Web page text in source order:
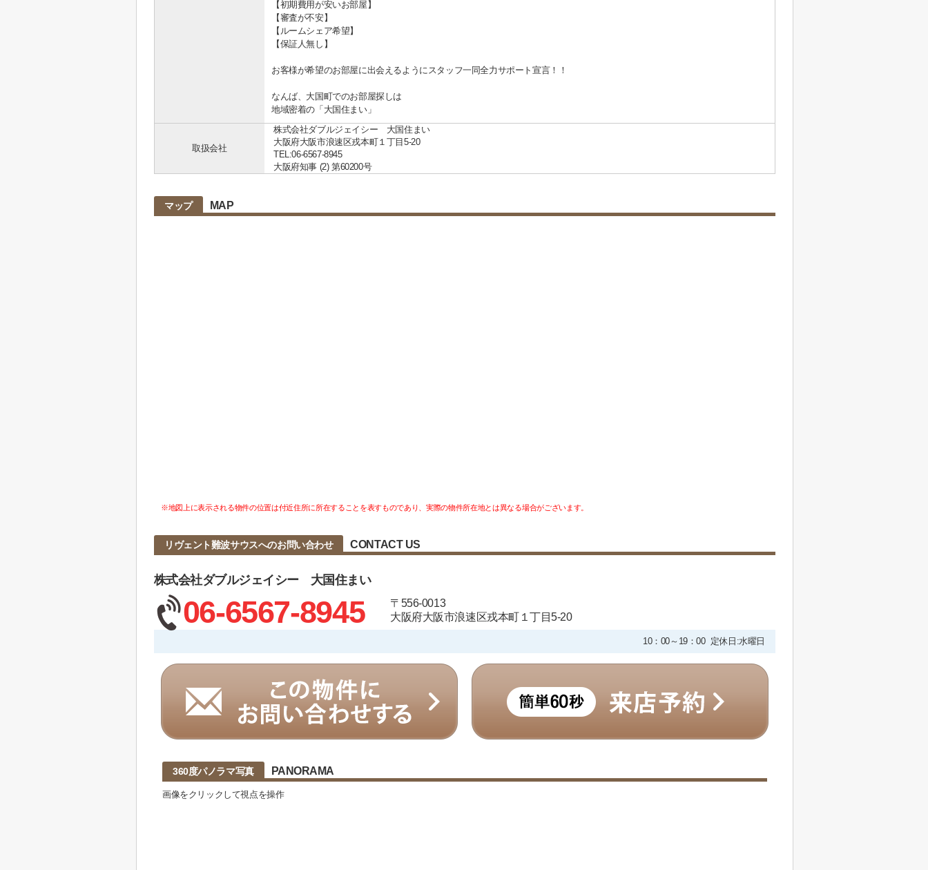
【初期費用が安いお部屋】
【審査が不安】
【ルームシェア希望】
【保証人無し】
お客様が希望のお部屋に出会えるようにスタッフ一同全力サポート宣言！！
なんば、大国町でのお部屋探しは
地域密着の「大国住まい」
取扱会社
株式会社ダブルジェイシー 大国住まい
大阪府大阪市浪速区戎本町１丁目5-20
TEL:06-6567-8945
大阪府知事 (2) 第60200号
マップ MAP
※地図上に表示される物件の位置は付近住所に所在することを表すものであり、実際の物件所在地とは異なる場合がございます。
リヴェント難波サウスへのお問い合わせ CONTACT US
株式会社ダブルジェイシー 大国住まい
06-6567-8945
〒556-0013
大阪府大阪市浪速区戎本町１丁目5-20
10：00～19：00 定休日:水曜日
360度パノラマ写真 PANORAMA
画像をクリックして視点を操作